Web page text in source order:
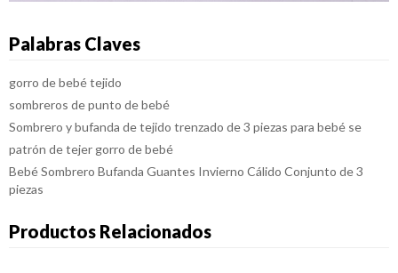
Palabras Claves
gorro de bebé tejido
sombreros de punto de bebé
Sombrero y bufanda de tejido trenzado de 3 piezas para bebé se
patrón de tejer gorro de bebé
Bebé Sombrero Bufanda Guantes Invierno Cálido Conjunto de 3
piezas
Productos Relacionados